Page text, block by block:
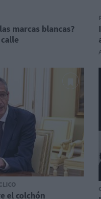
marcas blancas?
el colchón